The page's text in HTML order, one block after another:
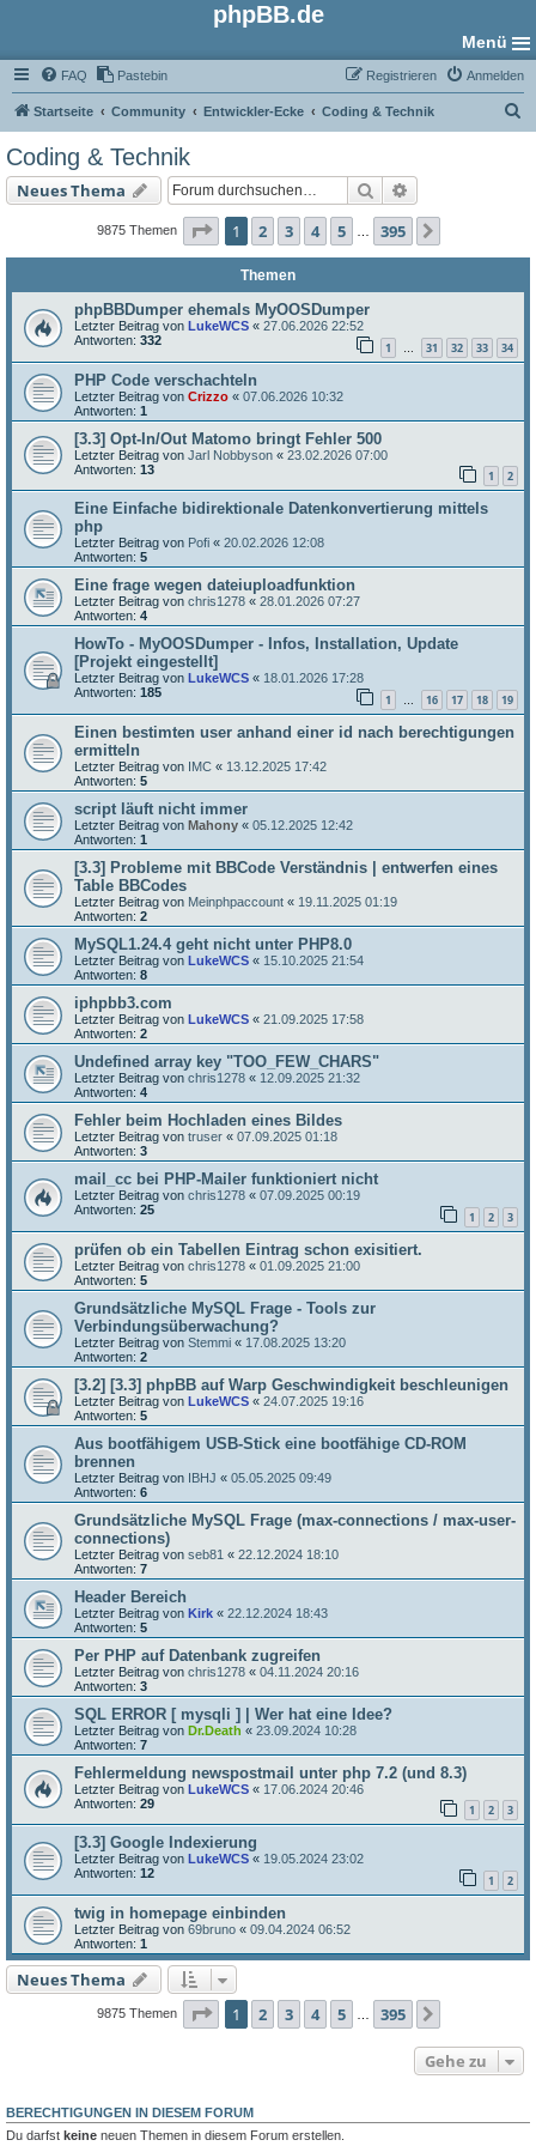
phpBB.de
Menü
FAQ Pastebin Anmelden
Registrieren
Startseite Community Entwickler-Ecke Coding & Technik
Coding & Technik
Neues Thema Suche
9875 Themen Seite 1von 395
1 2 3 4 5 395
Themen
phpBBDumper ehemals MyOOSDumper
Letzter Beitrag von LukeWCS « 27.06.2026 22:52
Antworten: 332 1 … 31 32 33 34
PHP Code verschachteln
Letzter Beitrag von Crizzo « 07.06.2026 10:32
Antworten: 1
[3.3] Opt-In/Out Matomo bringt Fehler 500
Letzter Beitrag von Jarl Nobbyson « 23.02.2026 07:00
Antworten: 13 1 2
Eine Einfache bidirektionale Datenkonvertierung mittels
php
Letzter Beitrag von Pofi « 20.02.2026 12:08
Antworten: 5
Eine frage wegen dateiuploadfunktion
Letzter Beitrag von chris1278 « 28.01.2026 07:27
Antworten: 4
HowTo - MyOOSDumper - Infos, Installation, Update
[Projekt eingestellt]
Letzter Beitrag von LukeWCS « 18.01.2026 17:28
Antworten: 185 1 … 16 17 18 19
Einen bestimten user anhand einer id nach berechtigungen
ermitteln
Letzter Beitrag von IMC « 13.12.2025 17:42
Antworten: 5
script läuft nicht immer
Letzter Beitrag von Mahony « 05.12.2025 12:42
Antworten: 1
[3.3] Probleme mit BBCode Verständnis | entwerfen eines
Table BBCodes
Letzter Beitrag von Meinphpaccount « 19.11.2025 01:19
Antworten: 2
MySQL1.24.4 geht nicht unter PHP8.0
Letzter Beitrag von LukeWCS « 15.10.2025 21:54
Antworten: 8
iphpbb3.com
Letzter Beitrag von LukeWCS « 21.09.2025 17:58
Antworten: 2
Undefined array key "TOO_FEW_CHARS"
Letzter Beitrag von chris1278 « 12.09.2025 21:32
Antworten: 4
Fehler beim Hochladen eines Bildes
Letzter Beitrag von truser « 07.09.2025 01:18
Antworten: 3
mail_cc bei PHP-Mailer funktioniert nicht
Letzter Beitrag von chris1278 « 07.09.2025 00:19
Antworten: 25 1 2 3
prüfen ob ein Tabellen Eintrag schon exisitiert.
Letzter Beitrag von chris1278 « 01.09.2025 21:00
Antworten: 5
Grundsätzliche MySQL Frage - Tools zur
Verbindungsüberwachung?
Letzter Beitrag von Stemmi « 17.08.2025 13:20
Antworten: 2
[3.2] [3.3] phpBB auf Warp Geschwindigkeit beschleunigen
Letzter Beitrag von LukeWCS « 24.07.2025 19:16
Antworten: 5
Aus bootfähigem USB-Stick eine bootfähige CD-ROM
brennen
Letzter Beitrag von IBHJ « 05.05.2025 09:49
Antworten: 6
Grundsätzliche MySQL Frage (max-connections / max-user-
connections)
Letzter Beitrag von seb81 « 22.12.2024 18:10
Antworten: 7
Header Bereich
Letzter Beitrag von Kirk « 22.12.2024 18:43
Antworten: 5
Per PHP auf Datenbank zugreifen
Letzter Beitrag von chris1278 « 04.11.2024 20:16
Antworten: 3
SQL ERROR [ mysqli ] | Wer hat eine Idee?
Letzter Beitrag von Dr.Death « 23.09.2024 10:28
Antworten: 7
Fehlermeldung newspostmail unter php 7.2 (und 8.3)
Letzter Beitrag von LukeWCS « 17.06.2024 20:46
Antworten: 29 1 2 3
[3.3] Google Indexierung
Letzter Beitrag von LukeWCS « 19.05.2024 23:02
Antworten: 12 1 2
twig in homepage einbinden
Letzter Beitrag von 69bruno « 09.04.2024 06:52
Antworten: 1
Neues Thema
9875 Themen Seite 1von 395
1 2 3 4 5 395
Gehe zu
BERECHTIGUNGEN IN DIESEM FORUM
Du darfst keine neuen Themen in diesem Forum erstellen.